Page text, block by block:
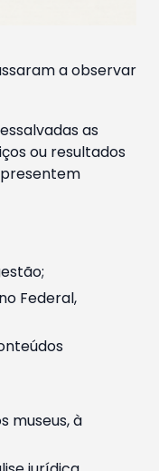
a observar
as
ou resultados
Federal,
museus, à